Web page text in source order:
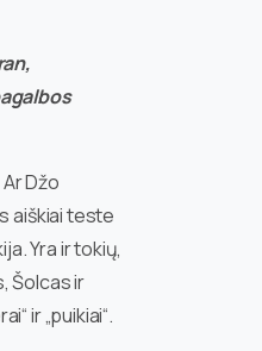
Džo
aiškiai teste
Yra ir tokių,
Šolcas ir
ir „puikiai“.